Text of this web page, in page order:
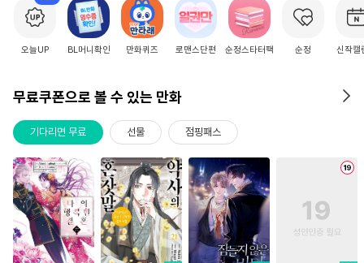
오늘UP BL머니확인 만화퀴즈 로맨스단편 순정스타터팩 순정 신작캘
무료쿠폰으로 볼 수 있는 만화
기다리면 무료 선물 점핑패스